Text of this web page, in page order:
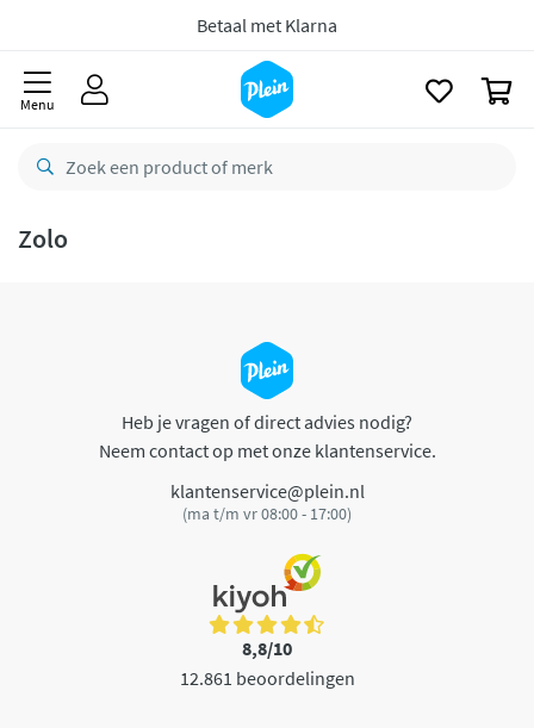
Betaal met Klarna
Menu
Zolo
Heb je vragen of direct advies nodig?
Neem contact op met onze klantenservice.
klantenservice@plein.nl
(ma t/m vr 08:00 - 17:00)
8,8/10
12.861 beoordelingen